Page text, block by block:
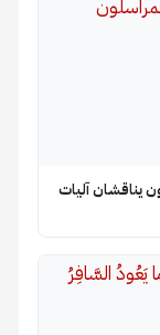
يناقشان آليات